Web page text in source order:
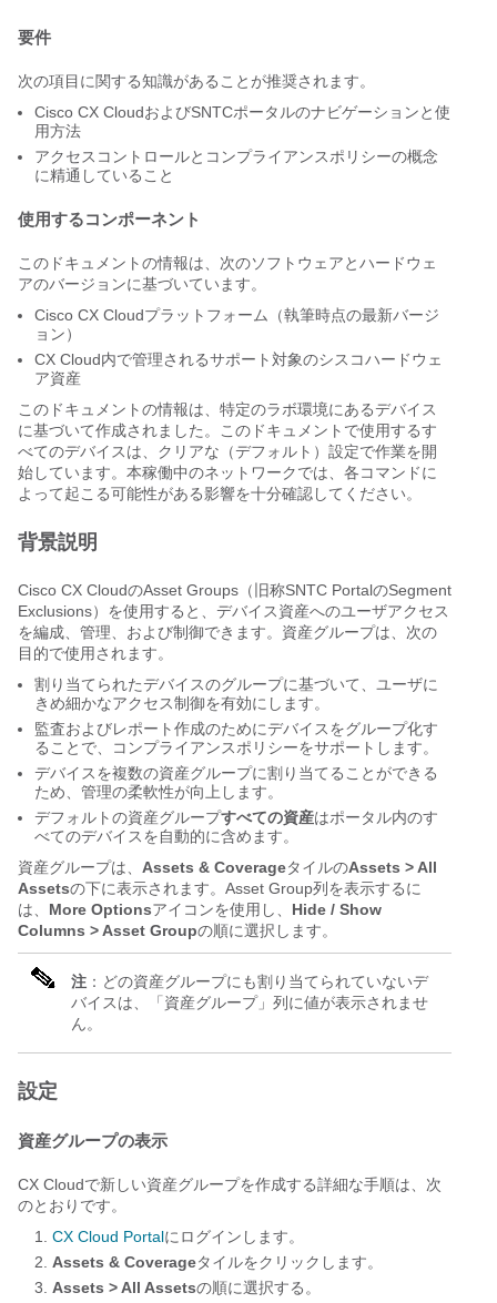
要件
次の項目に関する知識があることが推奨されます。
Cisco CX CloudおよびSNTCポータルのナビゲーションと使
用方法
アクセスコントロールとコンプライアンスポリシーの概念
に精通していること
使用するコンポーネント
このドキュメントの情報は、次のソフトウェアとハードウェ
アのバージョンに基づいています。
Cisco CX Cloudプラットフォーム（執筆時点の最新バージ
ョン）
CX Cloud内で管理されるサポート対象のシスコハードウェ
ア資産
このドキュメントの情報は、特定のラボ環境にあるデバイス
に基づいて作成されました。このドキュメントで使用するす
べてのデバイスは、クリアな（デフォルト）設定で作業を開
始しています。本稼働中のネットワークでは、各コマンドに
よって起こる可能性がある影響を十分確認してください。
背景説明
Cisco CX CloudのAsset Groups（旧称SNTC PortalのSegment
Exclusions）を使用すると、デバイス資産へのユーザアクセス
を編成、管理、および制御できます。資産グループは、次の
目的で使用されます。
割り当てられたデバイスのグループに基づいて、ユーザに
きめ細かなアクセス制御を有効にします。
監査およびレポート作成のためにデバイスをグループ化す
ることで、コンプライアンスポリシーをサポートします。
デバイスを複数の資産グループに割り当てることができる
ため、管理の柔軟性が向上します。
デフォルトの資産グループすべての資産はポータル内のす
べてのデバイスを自動的に含めます。
資産グループは、 Assets & CoverageタイルのAssets > All
Assetsの下に表示されます。Asset Group列を表示するに
は、 More Optionsアイコンを使用し、 Hide / Show
Columns > Asset Groupの順に選択します。
注 ：どの資産グループにも割り当てられていないデ
バイスは、「資産グループ」列に値が表示されませ
ん。
設定
資産グループの表示
CX Cloudで新しい資産グループを作成する詳細な手順は、次
のとおりです。
CX Cloud Portalにログインします。
Assets & Coverageタイルをクリックします。
Assets > All Assetsの順に選択する。